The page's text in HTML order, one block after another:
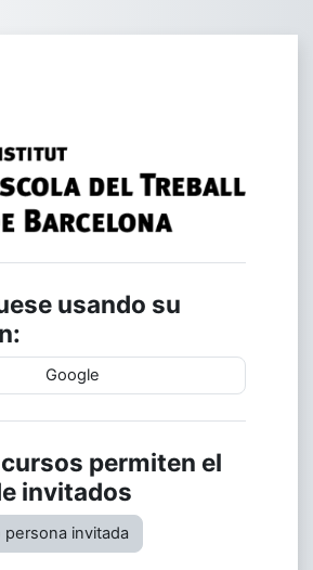
usando su
Google
permiten el
invitados
persona invitada